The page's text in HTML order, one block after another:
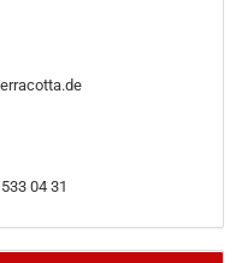
04 31